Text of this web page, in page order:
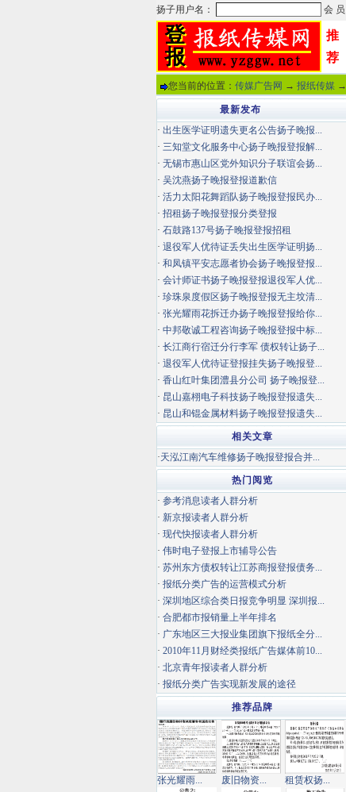
推
荐
您当前的位置： 传媒广告网 → 报纸传媒 →
最新发布
· 出生医学证明遗失更名公告扬子晚报...
· 三知堂文化服务中心扬子晚报登报解...
· 无锡市惠山区党外知识分子联谊会扬...
· 吴沈燕扬子晚报登报道歉信
· 活力太阳花舞蹈队扬子晚报登报民办...
· 招租扬子晚报登报分类登报
· 石鼓路137号扬子晚报登报招租
· 退役军人优待证丢失出生医学证明扬...
· 和凤镇平安志愿者协会扬子晚报登报...
· 会计师证书扬子晚报登报退役军人优...
· 珍珠泉度假区扬子晚报登报无主坟清...
· 张光耀雨花拆迁办扬子晚报登报给你...
· 中邦敬诚工程咨询扬子晚报登报中标...
· 长江商行宿迁分行李军 债权转让扬子...
· 退役军人优待证登报挂失扬子晚报登...
· 香山红叶集团澧县分公司 扬子晚报登...
· 昆山嘉栩电子科技扬子晚报登报遗失...
· 昆山和锟金属材料扬子晚报登报遗失...
相关文章
·天泓江南汽车维修扬子晚报登报合并...
热门阅览
· 参考消息读者人群分析
· 新京报读者人群分析
· 现代快报读者人群分析
· 伟时电子登报上市辅导公告
· 苏州东方债权转让江苏商报登报债务...
· 报纸分类广告的运营模式分析
· 深圳地区综合类日报竞争明显 深圳报...
· 合肥都市报销量上半年排名
· 广东地区三大报业集团旗下报纸全分...
· 2010年11月财经类报纸广告媒体前10...
· 北京青年报读者人群分析
· 报纸分类广告实现新发展的途径
推荐品牌
张光耀雨... 废旧物资... 租赁权扬...